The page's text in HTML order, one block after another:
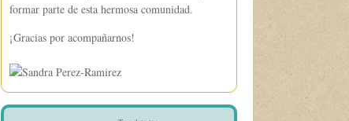
formar parte de esta hermosa comunidad.
¡Gracias por acompañarnos!